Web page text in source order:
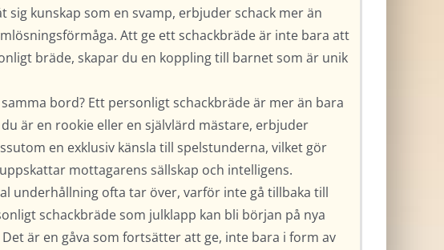
kunskap som en svamp, erbjuder schack mer än
Att ge ett schackbräde är inte bara att
bräde, skapar du en koppling till barnet som är unik
bord? Ett personligt schackbräde är mer än bara
är en rookie eller en självlärd mästare, erbjuder
en exklusiv känsla till spelstunderna, vilket gör
mottagarens sällskap och intelligens.
underhållning ofta tar över, varför inte gå tillbaka till
schackbräde som julklapp kan bli början på nya
är en gåva som fortsätter att ge, inte bara i form av